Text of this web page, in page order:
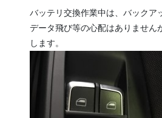
バッテリ交換作業中は、バックア
データ飛び等の心配はありません
します。